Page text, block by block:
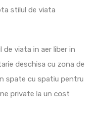
stilul de viata
viata in aer liber in
deschisa cu zona de
spate cu spatiu pentru
private la un cost